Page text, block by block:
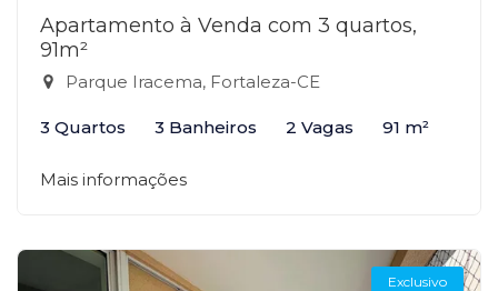
Apartamento à Venda com 3 quartos,
91m²
Parque Iracema, Fortaleza-CE
3 Quartos 3 Banheiros 2 Vagas 91 m²
Mais informações
Exclusivo